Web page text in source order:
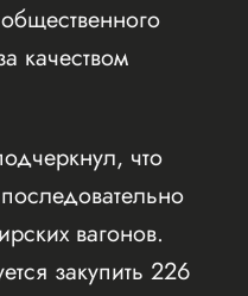
качеством
что
вагонов.
закупить 226